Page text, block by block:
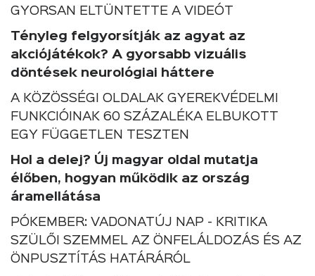
GYORSAN ELTÜNTETTE A VIDEÓT
Tényleg felgyorsítják az agyat az
akciójátékok? A gyorsabb vizuális
döntések neurológiai háttere
A KÖZÖSSÉGI OLDALAK GYEREKVÉDELMI
FUNKCIÓINAK 60 SZÁZALÉKA ELBUKOTT
EGY FÜGGETLEN TESZTEN
Hol a delej? Új magyar oldal mutatja
élőben, hogyan működik az ország
áramellátása
PÓKEMBER: VADONATÚJ NAP - KRITIKA
SZÜLŐI SZEMMEL AZ ÖNFELÁLDOZÁS ÉS AZ
ÖNPUSZTÍTÁS HATÁRÁRÓL